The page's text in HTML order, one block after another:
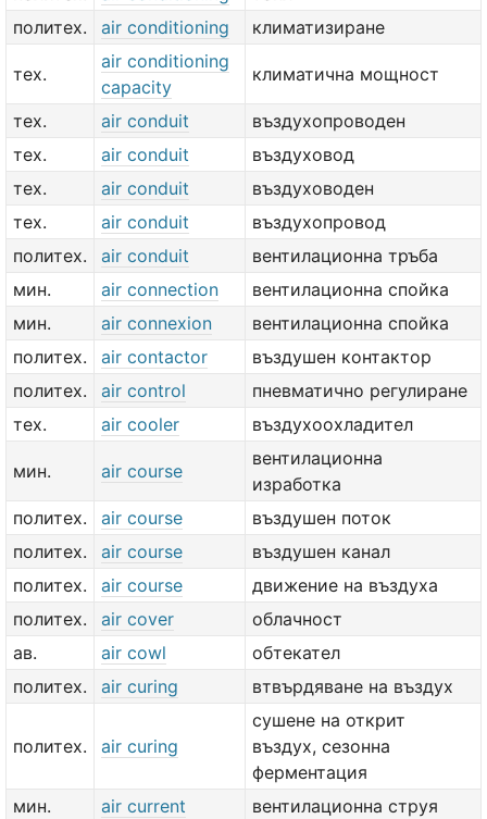
политех.
air conditioning климатизиране
тех.
air conditioning
capacity
климатична мощност
тех. air conduit
въздухопроводен
тех.
air conduit
въздуховод
тех.
air conduit
въздуховоден
тех.
air conduit
въздухопровод
политех.
air conduit
вентилационна тръба
мин.
air connection
вентилационна спойка
мин.
air connexion
вентилационна спойка
политех.
air contactor
въздушен контактор
политех.
air control
пневматично регулиране
тех.
air cooler въздухоохладител
мин. air course
вентилационна
изработка
политех.
air course
въздушен поток
политех.
air course
въздушен канал
политех.
air course
движение на въздуха
политех.
air cover
облачност
ав.
air cowl
обтекател
политех.
air curing втвърдяване на въздух
политех. air curing
сушене на открит
въздух, сезонна
ферментация
мин.
air current
вентилационна струя